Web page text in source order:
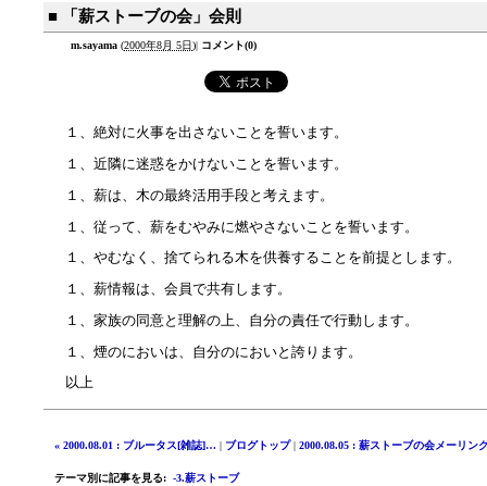
■ 「薪ストーブの会」会則
m.sayama (2000年8月 5日)| コメント(0)
１、絶対に火事を出さないことを誓います。
１、近隣に迷惑をかけないことを誓います。
１、薪は、木の最終活用手段と考えます。
１、従って、薪をむやみに燃やさないことを誓います。
１、やむなく、捨てられる木を供養することを前提とします。
１、薪情報は、会員で共有します。
１、家族の同意と理解の上、自分の責任で行動します。
１、煙のにおいは、自分のにおいと誇ります。
以上
« 2000.08.01 : ブルータス[雑誌]… ブログトップ 2000.08.05 : 薪ストーブの会メーリン
テーマ別に記事を見る: -3.薪ストーブ